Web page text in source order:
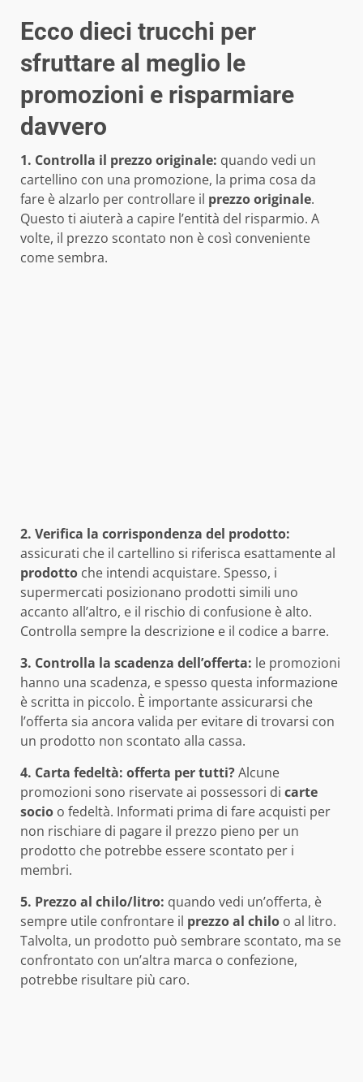
Ecco dieci trucchi per
sfruttare al meglio le
promozioni e risparmiare
davvero
1. Controlla il prezzo originale: quando vedi un
cartellino con una promozione, la prima cosa da
fare è alzarlo per controllare il prezzo originale.
Questo ti aiuterà a capire l’entità del risparmio. A
volte, il prezzo scontato non è così conveniente
come sembra.
2. Verifica la corrispondenza del prodotto:
assicurati che il cartellino si riferisca esattamente al
prodotto che intendi acquistare. Spesso, i
supermercati posizionano prodotti simili uno
accanto all’altro, e il rischio di confusione è alto.
Controlla sempre la descrizione e il codice a barre.
3. Controlla la scadenza dell’offerta: le promozioni
hanno una scadenza, e spesso questa informazione
è scritta in piccolo. È importante assicurarsi che
l’offerta sia ancora valida per evitare di trovarsi con
un prodotto non scontato alla cassa.
4. Carta fedeltà: offerta per tutti?Alcune
promozioni sono riservate ai possessori di carte
socio o fedeltà. Informati prima di fare acquisti per
non rischiare di pagare il prezzo pieno per un
prodotto che potrebbe essere scontato per i
membri.
5. Prezzo al chilo/litro: quando vedi un’offerta, è
sempre utile confrontare il prezzo al chilo o al litro.
Talvolta, un prodotto può sembrare scontato, ma se
confrontato con un’altra marca o confezione,
potrebbe risultare più caro.